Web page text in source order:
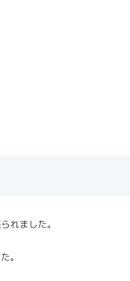
れました。
。